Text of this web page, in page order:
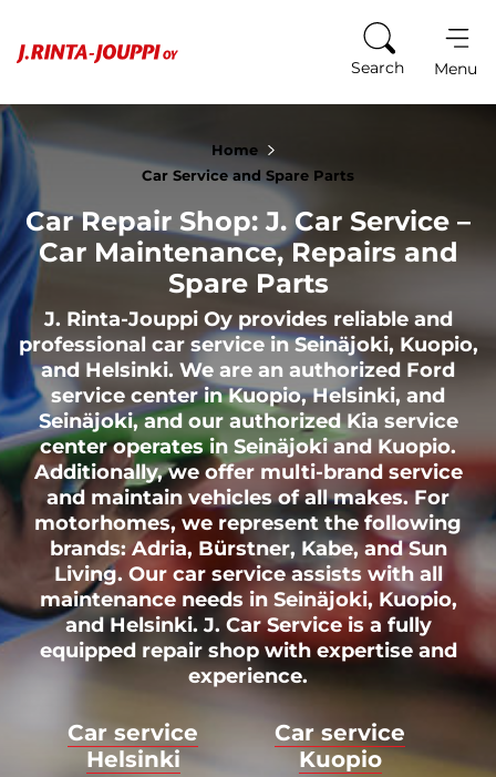
Search Menu
Home
Car Service and Spare Parts
Car Repair Shop: J. Car Service –
Car Maintenance, Repairs and
Spare Parts
J. Rinta-Jouppi Oy provides reliable and
professional car service in Seinäjoki, Kuopio,
and Helsinki. We are an authorized Ford
service center in Kuopio, Helsinki, and
Seinäjoki, and our authorized Kia service
center operates in Seinäjoki and Kuopio.
Additionally, we offer multi-brand service
and maintain vehicles of all makes. For
motorhomes, we represent the following
brands: Adria, Bürstner, Kabe, and Sun
Living. Our car service assists with all
maintenance needs in Seinäjoki, Kuopio,
and Helsinki. J. Car Service is a fully
equipped repair shop with expertise and
experience.
Car service
Helsinki
Car service
Kuopio